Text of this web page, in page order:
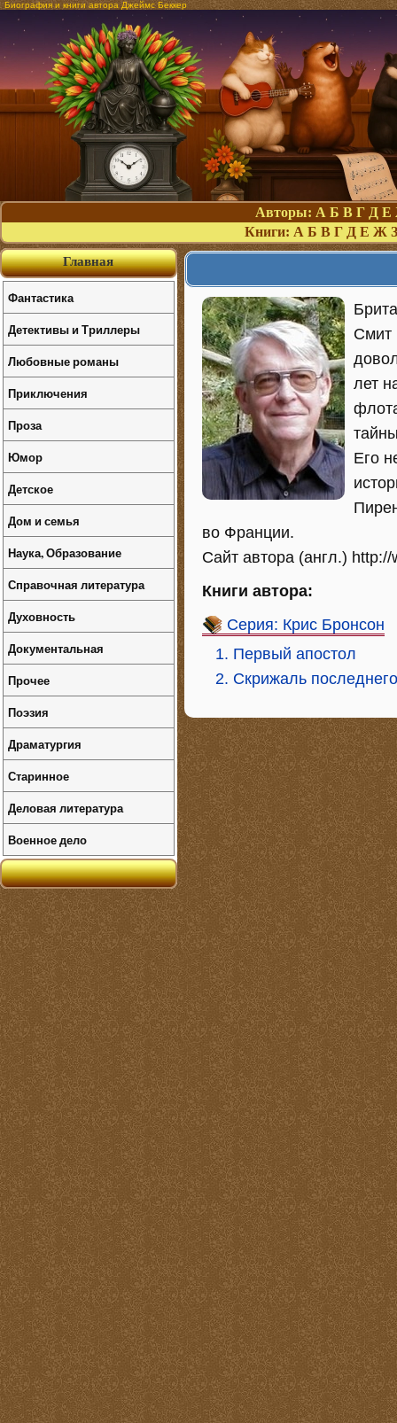
Биография и книги автора Джеймс Беккер
Авторы: А Б В Г Д Е
Книги: А Б В Г Д Е Ж З
Смит
лет
Его
во Франции.
Сайт автора (англ.)
Книги автора:
Серия: Крис Бронсон
1. Первый апостол
2. Скрижаль
Главная
Фантастика
Детективы и Триллеры
Любовные романы
Приключения
Проза
Юмор
Детское
Дом и семья
Наука, Образование
Справочная литература
Духовность
Документальная
Прочее
Поэзия
Драматургия
Старинное
Деловая литература
Военное дело